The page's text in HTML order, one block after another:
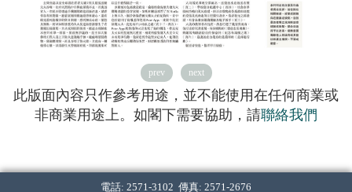
prev next
此版面內容只作參考用途，並不能使用在任何商業或
非商業用途上。如閣下需要協助，請聯絡我們
電話: 2571-3102 傳真: 2571-2676